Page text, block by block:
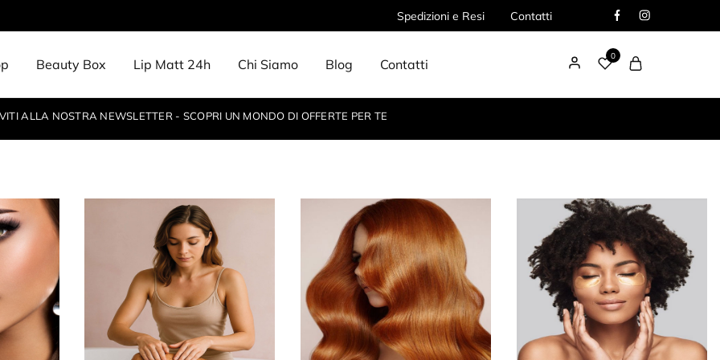
Spedizioni e Resi Contatti
Beauty Box Lip Matt 24h Chi Siamo Blog Contatti
0
ALLA NOSTRA NEWSLETTER - SCOPRI UN MONDO DI OFFERTE PER TE